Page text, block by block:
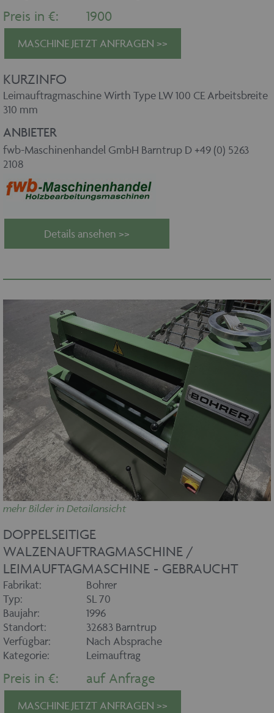
Preis in €: 1900
MASCHINE JETZT ANFRAGEN >>
KURZINFO
Leimauftragmaschine Wirth Type LW 100 CE Arbeitsbreite
310 mm
ANBIETER
fwb-Maschinenhandel GmbH Barntrup D +49 (0) 5263
2108
Details ansehen >>
mehr Bilder in Detailansicht
DOPPELSEITIGE
WALZENAUFTRAGMASCHINE /
LEIMAUFTAGMASCHINE - GEBRAUCHT
Fabrikat:
Bohrer
Typ:
SL 70
Baujahr:
1996
Standort:
32683 Barntrup
Verfügbar:
Nach Absprache
Kategorie:
Leimauftrag
Preis in €: auf Anfrage
MASCHINE JETZT ANFRAGEN >>